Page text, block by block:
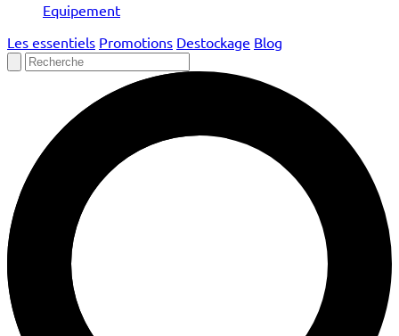
Equipement
Les essentiels Promotions Destockage Blog